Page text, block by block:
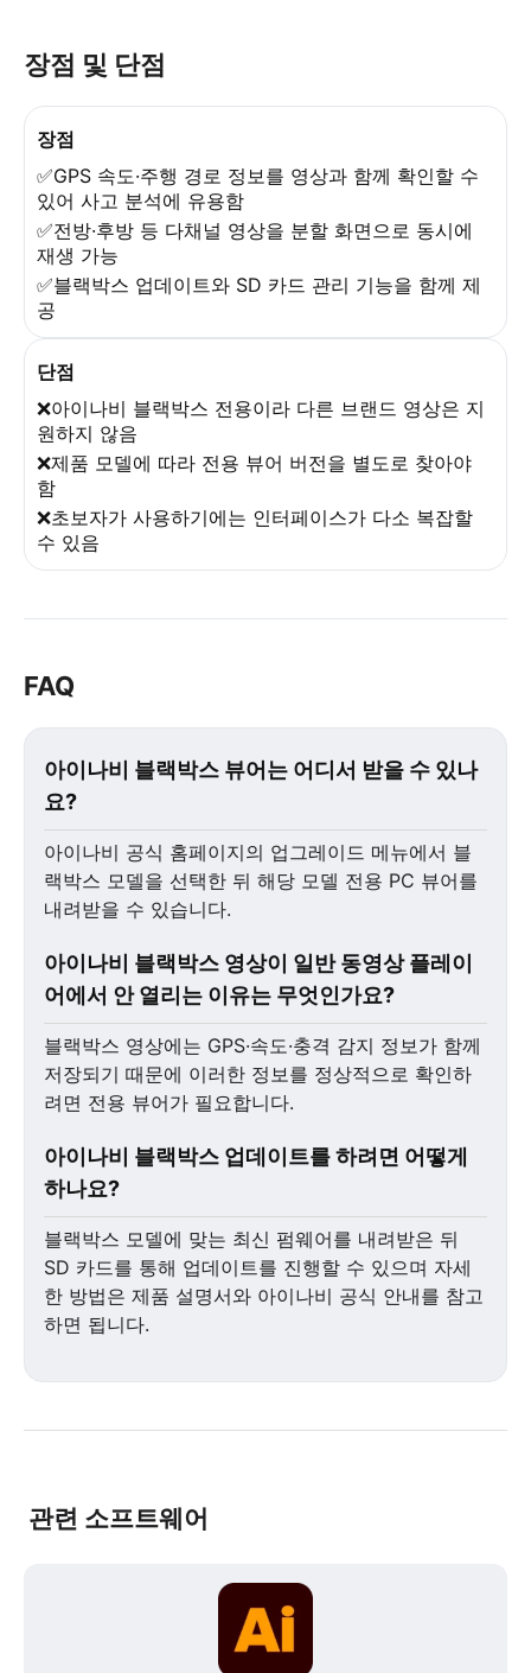
장점 및 단점
장점
✅GPS 속도·주행 경로 정보를 영상과 함께 확인할 수
있어 사고 분석에 유용함
✅전방·후방 등 다채널 영상을 분할 화면으로 동시에
재생 가능
✅블랙박스 업데이트와 SD 카드 관리 기능을 함께 제
공
단점
❌아이나비 블랙박스 전용이라 다른 브랜드 영상은 지
원하지 않음
❌제품 모델에 따라 전용 뷰어 버전을 별도로 찾아야
함
❌초보자가 사용하기에는 인터페이스가 다소 복잡할
수 있음
FAQ
아이나비 블랙박스 뷰어는 어디서 받을 수 있나
요?
아이나비 공식 홈페이지의 업그레이드 메뉴에서 블
랙박스 모델을 선택한 뒤 해당 모델 전용 PC 뷰어를
내려받을 수 있습니다.
아이나비 블랙박스 영상이 일반 동영상 플레이
어에서 안 열리는 이유는 무엇인가요?
블랙박스 영상에는 GPS·속도·충격 감지 정보가 함께
저장되기 때문에 이러한 정보를 정상적으로 확인하
려면 전용 뷰어가 필요합니다.
아이나비 블랙박스 업데이트를 하려면 어떻게
하나요?
블랙박스 모델에 맞는 최신 펌웨어를 내려받은 뒤
SD 카드를 통해 업데이트를 진행할 수 있으며 자세
한 방법은 제품 설명서와 아이나비 공식 안내를 참고
하면 됩니다.
관련 소프트웨어